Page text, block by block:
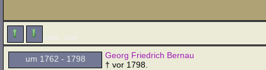
um 1762 - 1798
Georg Friedrich Bernau
† vor 1798.